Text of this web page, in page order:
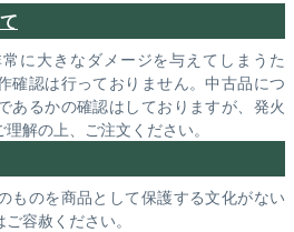
に大きなダメージを与えてしまうた
確認は行っておりません。中古品につ
あるかの確認はしておりますが、発火
解の上、ご注文ください。
ものを商品として保護する文化がない
容赦ください。